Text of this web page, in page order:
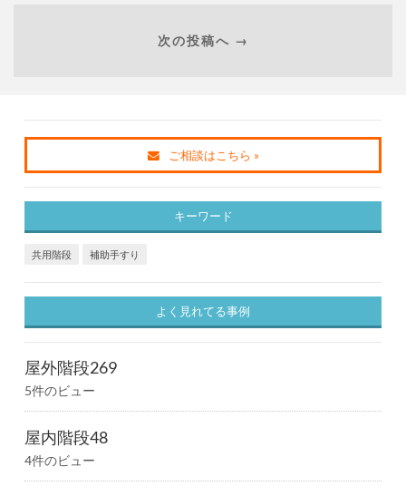
次の投稿へ →
ご相談はこちら »
キーワード
共用階段 補助手すり
よく見れてる事例
屋外階段269
5件のビュー
屋内階段48
4件のビュー